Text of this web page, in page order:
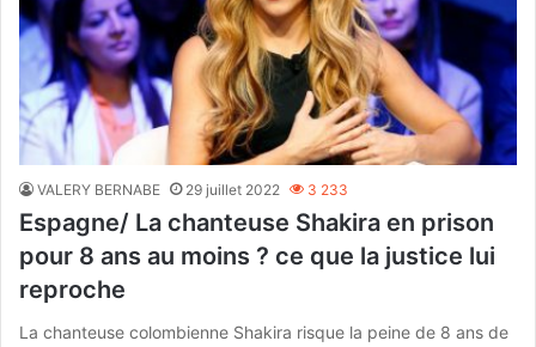
VALERY BERNABE 29 juillet 2022 3 233
Espagne/ La chanteuse Shakira en prison
pour 8 ans au moins ? ce que la justice lui
reproche
La chanteuse colombienne Shakira risque la peine de 8 ans de